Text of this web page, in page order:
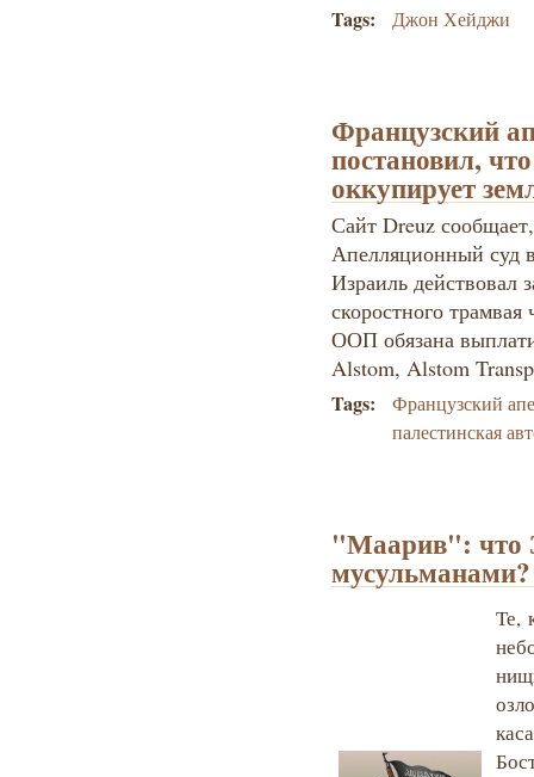
Tags: Джон Хейджи
Французский
постановил,
оккупирует
Сайт Dreuz
Апелляционный суд
Израиль действовал
скоростного трамвая
ООП обязана
Alstom, Alstom
Tags:
Французский
палестинская
"Маарив": что
мусульманами?
Те,